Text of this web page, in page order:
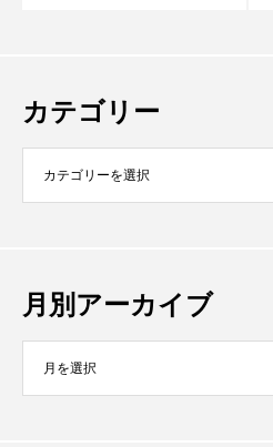
カテゴリー
月別アーカイブ